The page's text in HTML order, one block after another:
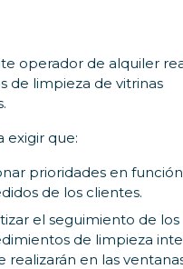
operador de alquiler
de limpieza de vitrinas
exigir que:
prioridades en
de los clientes.
el seguimiento de los
de limpieza
realizarán en las